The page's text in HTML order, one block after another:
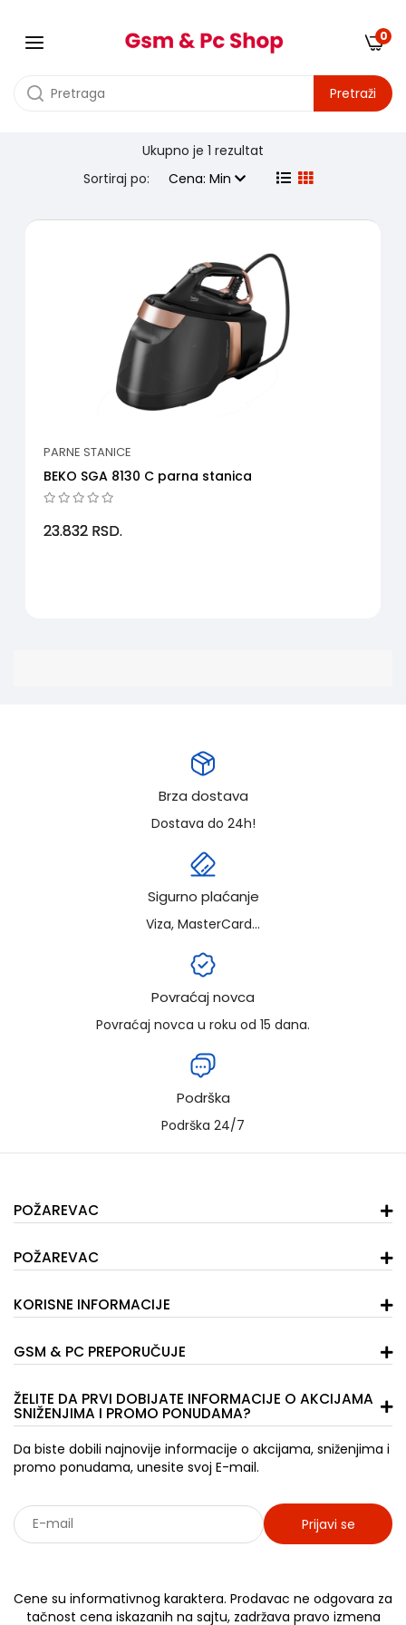
Pretraži
0
Proizvodjač:beko
Ukupno je 1 rezultat
Sortiraj po:
Cena: Min
PARNE STANICE
BEKO SGA 8130 C parna stanica
23.832 RSD.
Brza dostava
Dostava do 24h!
Sigurno plaćanje
Viza, MasterCard...
Povraćaj novca
Povraćaj novca u roku od 15 dana.
Podrška
Podrška 24/7
POŽAREVAC
POŽAREVAC
KORISNE INFORMACIJE
GSM & PC PREPORUČUJE
ŽELITE DA PRVI DOBIJATE INFORMACIJE O AKCIJAMA
SNIŽENJIMA I PROMO PONUDAMA?
Da biste dobili najnovije informacije o akcijama, sniženjima i
promo ponudama, unesite svoj E-mail.
Prijavi se
Cene su informativnog karaktera. Prodavac ne odgovara za
tačnost cena iskazanih na sajtu, zadržava pravo izmena